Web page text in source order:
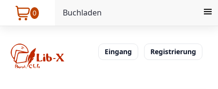
0 Buchladen
Eingang Registrierung